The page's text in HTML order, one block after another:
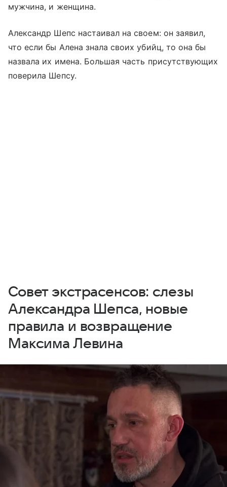
мужчина, и женщина.
Александр Шепс настаивал на своем: он заявил,
что если бы Алена знала своих убийц, то она бы
назвала их имена. Большая часть присутствующих
поверила Шепсу.
Совет экстрасенсов: слезы
Александра Шепса, новые
правила и возвращение
Максима Левина